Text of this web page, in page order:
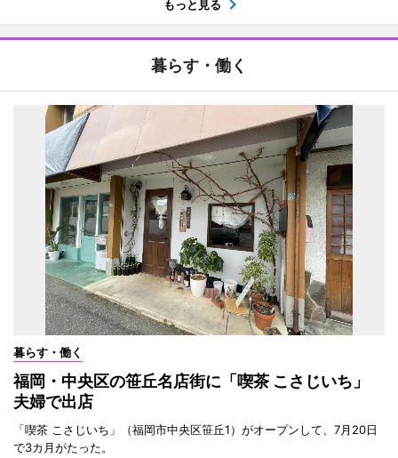
もっと見る
暮らす・働く
暮らす・働く
福岡・中央区の笹丘名店街に「喫茶 こさじいち」
夫婦で出店
「喫茶 こさじいち」（福岡市中央区笹丘1）がオープンして、7月20日
で3カ月がたった。